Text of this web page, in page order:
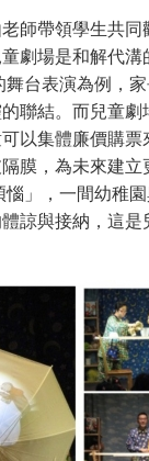
師帶領學生共
劇場是和解代
台表演為例，
聯結。而兒童
以集體廉價購
膜，為未來建
」，一間幼稚
諒與接納，這